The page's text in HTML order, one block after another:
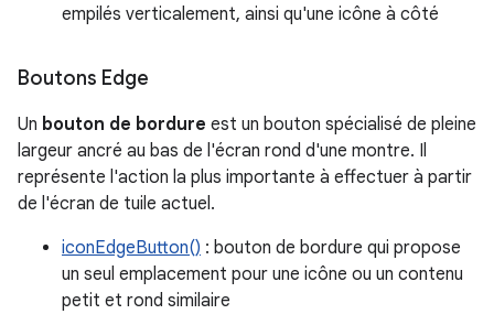
empilés verticalement, ainsi qu'une icône à côté
Boutons Edge
Un bouton de bordure est un bouton spécialisé de pleine
largeur ancré au bas de l'écran rond d'une montre. Il
représente l'action la plus importante à effectuer à partir
de l'écran de tuile actuel.
iconEdgeButton() : bouton de bordure qui propose
un seul emplacement pour une icône ou un contenu
petit et rond similaire